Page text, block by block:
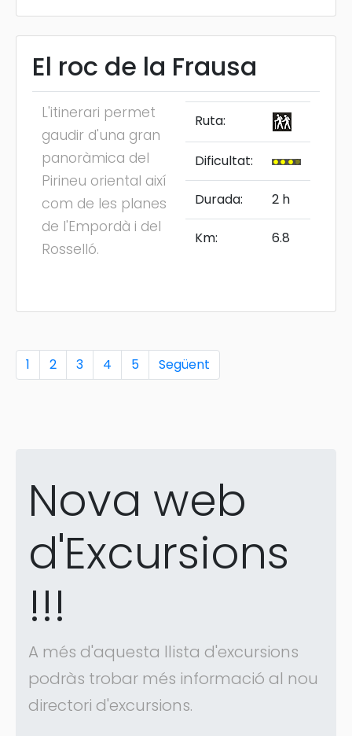
El roc de la Frausa
L'itinerari permet
gaudir d'una gran
panoràmica del
Pirineu oriental així
com de les planes
de l'Empordà i del
Rosselló.
Ruta:
Dificultat:
Durada: 2 h
Km: 6.8
1 2 3 4 5 Següent
Nova web
d'Excursions
!!!
A més d'aquesta llista d'excursions
podràs trobar més informació al nou
directori d'excursions.